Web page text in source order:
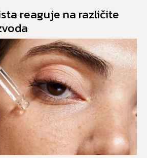
reaguje na različite